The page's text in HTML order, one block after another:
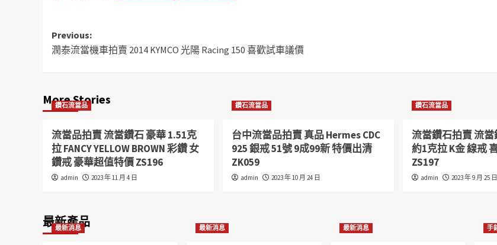
Post
navigation
Previous:
潤泰流當機車拍賣 2014 KYMCO 光陽 Racing 150 喜歡試車議價
More Stories
鑽石流當品
流當品拍賣 流當鑽石 豪華 1.51克
拉 FANCY YELLOW BROWN 彩鑽 女
鑽戒 豪華超值特價 ZS196
admin 2023 年 11 月 4 日
鑽石流當品
台中流當品拍賣 真品 Hermes CDC
925 銀戒 51號 9成99新 特價出清
ZK059
admin 2023 年 10 月 24 日
鑽石流當品
流當鑽石拍賣 流當
約1克拉 K金 線戒
ZS197
admin 2023 年 9 月 25 日
最新產品
最新消息 最新消息 最新消息 手